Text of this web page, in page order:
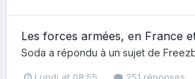
Les forces armées, en France
Soda a répondu à un sujet de